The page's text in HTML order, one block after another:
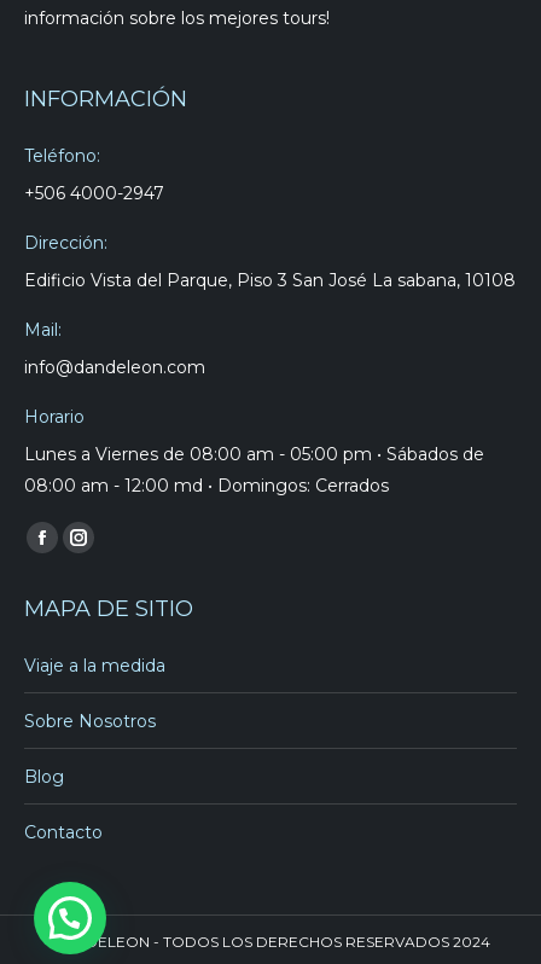
información sobre los mejores tours!
INFORMACIÓN
Teléfono:
+506 4000-2947
Dirección:
Edificio Vista del Parque, Piso 3 San José La sabana, 10108
Mail:
info@dandeleon.com
Horario
Lunes a Viernes de 08:00 am - 05:00 pm • Sábados de
08:00 am - 12:00 md • Domingos: Cerrados
Find us on:
Facebook
opens
new
Instagram
opens
new
MAPA DE SITIO
Viaje a la medida
Sobre Nosotros
Blog
Contacto
DANDELEON - TODOS LOS DERECHOS RESERVADOS 2024